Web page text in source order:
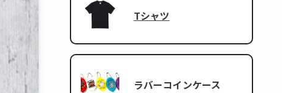
Tシャツ
ラバーコインケース